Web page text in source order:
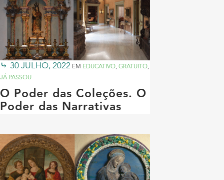
30 JULHO, 2022 EM EDUCATIVO, GRATUITO,
JÁ PASSOU
O Poder das Coleções. O
Poder das Narrativas